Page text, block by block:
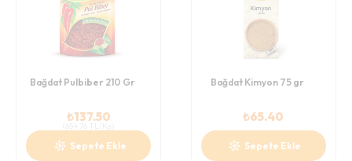
Bağdat Pulbiber 210 Gr
₺137.50
Sepete Ekle
Bağdat Kimyon 75 gr
₺65.40
Sepete Ekle